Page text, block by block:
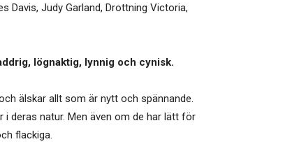
Davis, Judy Garland, Drottning Victoria,
lögnaktig, lynnig och cynisk.
älskar allt som är nytt och spännande.
deras natur. Men även om de har lätt för
flackiga.